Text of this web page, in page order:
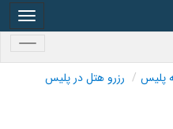
پلیس رزرو هتل در پلیس